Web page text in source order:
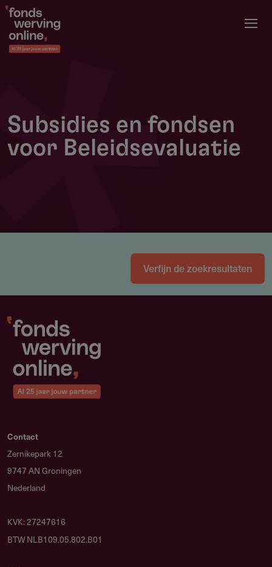
Overslaan
naar
de
Subsidies en fondsen
voor Beleidsevaluatie
Verfijn de zoekresultaten
Contact
Zernikepark 12
9747 AN Groningen
Nederland
KVK: 27247616
BTW NLB109.05.802.B01